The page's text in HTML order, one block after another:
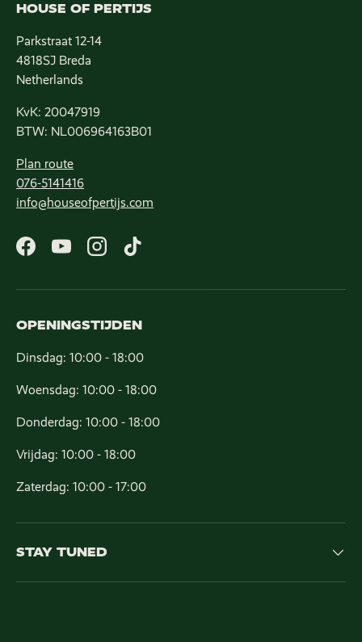
HOUSE OF PERTIJS
Parkstraat 12-14
4818SJ Breda
Netherlands
KvK: 20047919
BTW: NL006964163B01
Plan route
076-5141416
info@houseofpertijs.com
Facebook
YouTubeInstagram
TikTok
OPENINGSTIJDEN
Dinsdag: 10:00 - 18:00
Woensdag: 10:00 - 18:00
Donderdag: 10:00 - 18:00
Vrijdag: 10:00 - 18:00
Zaterdag: 10:00 - 17:00
STAY TUNED